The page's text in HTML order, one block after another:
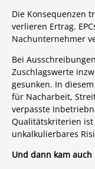
Die Konsequenzen
verlieren Ertrag.
Nachunternehmer
Bei
Zuschlagswerte
gesunken. In
für Nacharbeit,
verpasste
Qualitätskriterien ist
unkalkulierbares
Und dann kam auch